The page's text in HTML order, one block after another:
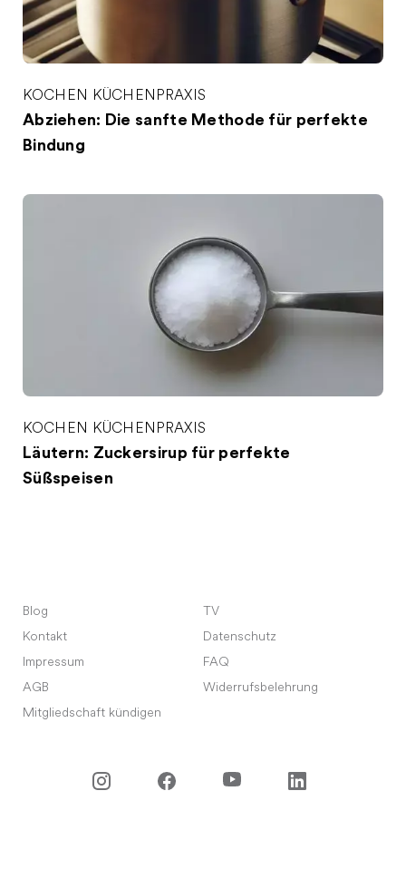
KOCHEN KÜCHENPRAXIS
Abziehen: Die sanfte Methode für perfekte
Bindung
KOCHEN KÜCHENPRAXIS
Läutern: Zuckersirup für perfekte
Süßspeisen
Blog
TV
Kontakt
Datenschutz
Impressum
FAQ
AGB
Widerrufsbelehrung
Mitgliedschaft kündigen